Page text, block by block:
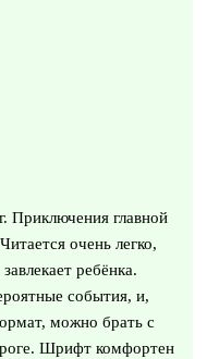
Приключения главной
очень легко,
ребёнка.
события, и,
можно брать с
Шрифт комфортен